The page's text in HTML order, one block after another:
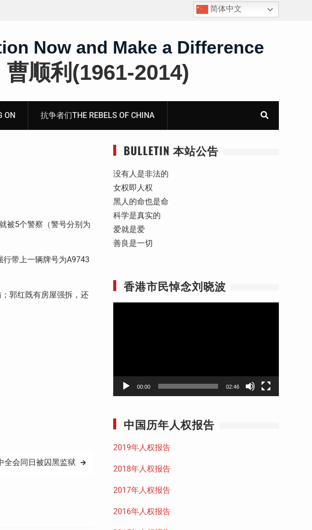
锡安家书–汪中长老的妻子童红⁩师母的代祷信
简体中文
Now and Make a Difference
曹顺利(1961-2014)
ON 抗争者们THE REBELS OF CHINA
被5个警察（警号分别为
带上一辆牌号为A9743
郭红既有房屋强拆，还
全会同日被囚黑监狱
BULLETIN 本站公告
没有人是非法的
女权即人权
黑人的命也是命
科学是真实的
爱就是爱
善良是一切
香港市民悼念刘晓波
00:00 02:46
中国历年人权报告
2019年人权报告
2018年人权报告
2017年人权报告
2016年人权报告